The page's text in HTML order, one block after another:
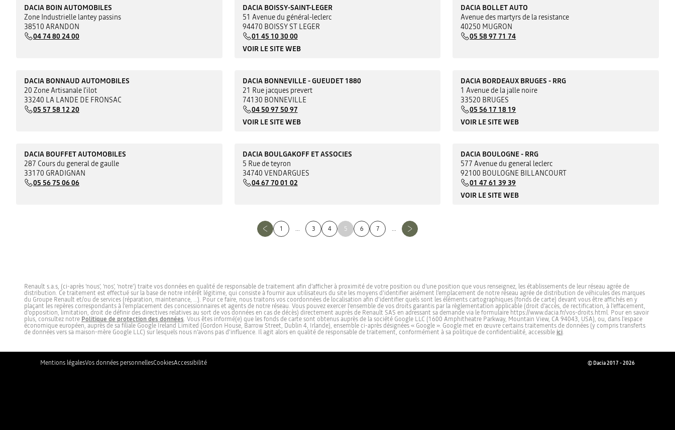
DACIA BOIN AUTOMOBILES
Zone Industrielle lantey passins
38510 ARANDON
04 74 80 24 00
DACIA BOISSY-SAINT-LEGER
51 Avenue du général-leclerc
94470 BOISSY ST LEGER
01 45 10 30 00
VOIR LE SITE WEB
DACIA BOLLET AUTO
Avenue des martyrs de la resistance
40250 MUGRON
05 58 97 71 74
DACIA BONNAUD AUTOMOBILES
20 Zone Artisanale l'ilot
33240 LA LANDE DE FRONSAC
05 57 58 12 20
DACIA BONNEVILLE - GUEUDET 1880
21 Rue jacques prevert
74130 BONNEVILLE
04 50 97 50 97
VOIR LE SITE WEB
DACIA BORDEAUX BRUGES - RRG
1 Avenue de la jalle noire
33520 BRUGES
05 56 17 18 19
VOIR LE SITE WEB
DACIA BOUFFET AUTOMOBILES
287 Cours du general de gaulle
33170 GRADIGNAN
05 56 75 06 06
DACIA BOULGAKOFF ET ASSOCIES
5 Rue de teyron
34740 VENDARGUES
04 67 70 01 02
DACIA BOULOGNE - RRG
577 Avenue du general leclerc
92100 BOULOGNE BILLANCOURT
01 47 61 39 39
VOIR LE SITE WEB
1 ... 3 4 5 6 7 ...
Renault s.a.s, (ci-après ‘nous’, ‘nos’, ‘notre’) traite vos données en qualité de responsable de traitement afin d’afficher à proximité de votre position ou d’une position que vous renseignez, les établissements de leur réseau agrée de
distribution. Ce traitement est effectué sur la base de notre intérêt légitime, qui consiste à fournir aux utilisateurs du site les moyens d’identifier aisément l’emplacement de notre réseau agrée de distribution de véhicules des marques
du Groupe Renault et/ou de services (réparation, maintenance, …). Pour ce faire, nous traitons vos coordonnées de localisation afin d’identifier quels sont les éléments cartographiques (fonds de carte) devant vous être affichés en y
plaçant les repères correspondants à l’emplacement des concessionnaires et agents de notre réseau. Vous pouvez exercer l’ensemble de vos droits garantis par la règlementation applicable (droit d’accès, de rectification, à l’effacement,
d’opposition, limitation, droit de définir des directives relatives au sort de vos données en cas de décès) directement auprès de Renault SAS en adressant sa demande via le formulaire https://www.dacia.fr/vos-droits.html. Pour en savoir
plus, consultez notre Politique de protection des données. Vous êtes informé(e) que les fonds de carte sont obtenus auprès de la société Google LLC (1600 Amphitheatre Parkway, Mountain View, CA 94043, USA), ou, dans l’espace
économique européen, auprès de sa filiale Google Ireland Limited (Gordon House, Barrow Street, Dublin 4, Irlande), ensemble ci-après désignées « Google ». Google met en œuvre certains traitements de données (y compris transferts
de données vers sa maison-mère Google LLC) sur lesquels nous n’avons pas d’influence. Il agit alors en qualité de responsable de traitement, conformément à sa politique de confidentialité, accessible ici.
Mentions légalesVos données personnellesCookiesAccessibilité © Dacia 2017 - 2026